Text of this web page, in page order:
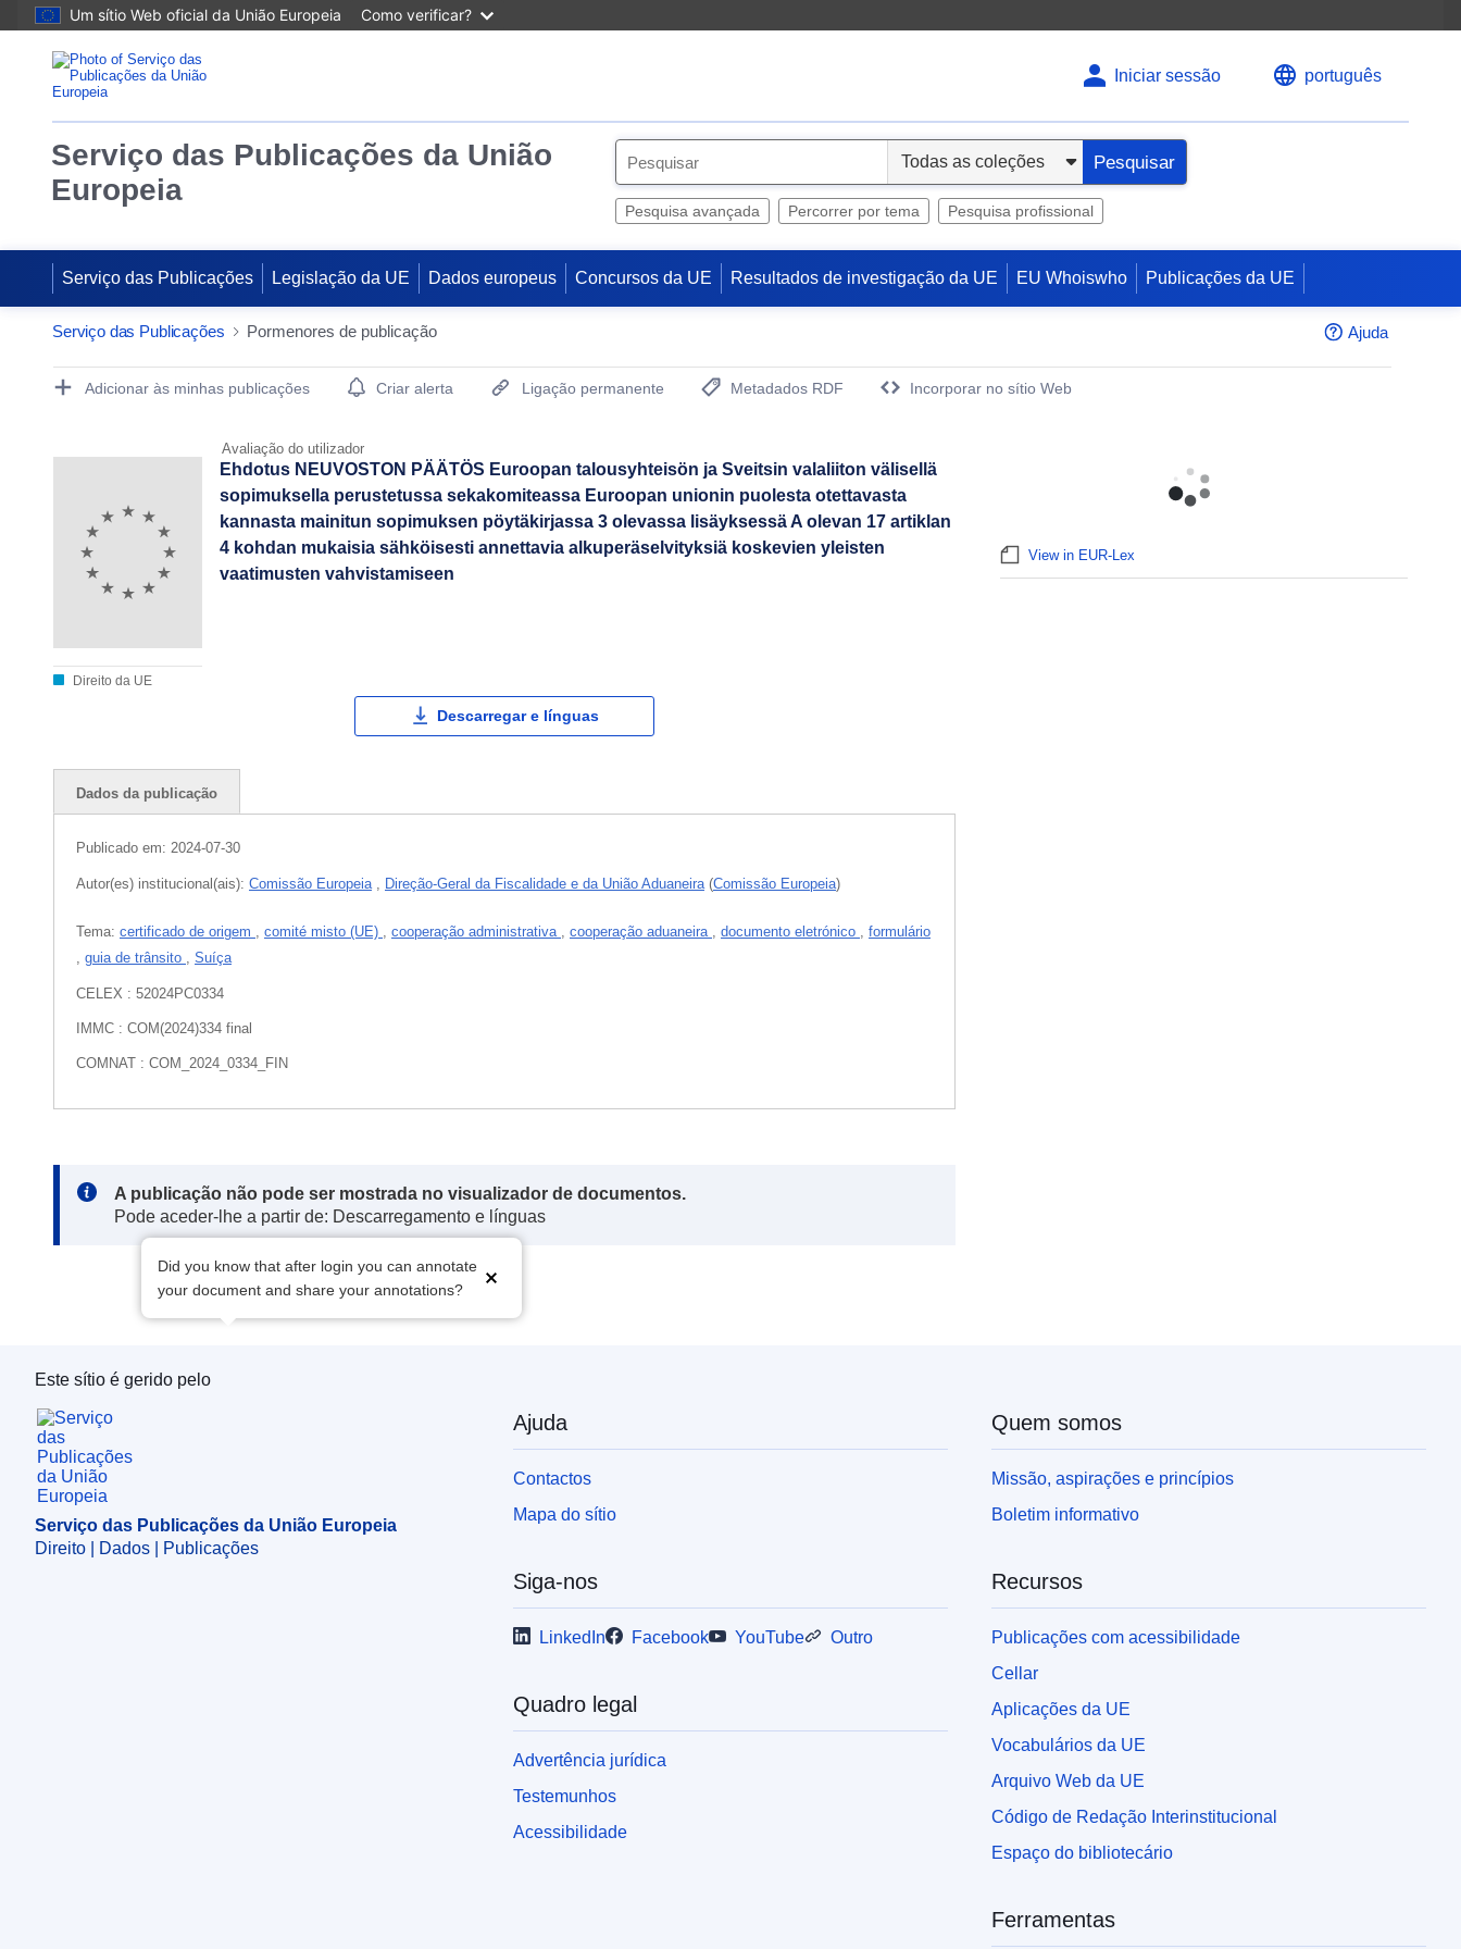
Um sítio Web oficial da União Europeia Como verificar?
Iniciar sessão português
Serviço das Publicações da União
Europeia
e
Pesquisar
Pesquisa avançada Percorrer por tema Pesquisa profissional
Serviço das Publicações Legislação da UE Dados europeus Concursos da UE Resultados de investigação da UE EU Whoiswho Publicações da UE
Serviço das Publicações Pormenores de publicação Ajuda
Publication Detail Actions Portlet
Adicionar às minhas publicações Criar alerta Ligação permanente
Metadados RDF
Incorporar no sítio Web
Avaliação do utilizador
Direito da UE
Ehdotus NEUVOSTON PÄÄTÖS Euroopan talousyhteisön ja Sveitsin valaliiton välisellä
sopimuksella perustetussa sekakomiteassa Euroopan unionin puolesta otettavasta
kannasta mainitun sopimuksen pöytäkirjassa 3 olevassa lisäyksessä A olevan 17 artiklan
4 kohdan mukaisia sähköisesti annettavia alkuperäselvityksiä koskevien yleisten
vaatimusten vahvistamiseen
Descarregar e línguas
Dados da publicação
Publicado em: 2024-07-30
Autor(es) institucional(ais): Comissão Europeia , Direção-Geral da Fiscalidade e da União Aduaneira(Comissão Europeia)
Tema: certificado de origem , comité misto (UE) , cooperação administrativa , cooperação aduaneira , documento eletrónico , formulário
, guia de trânsito , Suíça
CELEX : 52024PC0334
IMMC : COM(2024)334 final
COMNAT : COM_2024_0334_FIN
Note:
A publicação não pode ser mostrada no visualizador de documentos.
Pode aceder-lhe a partir de: Descarregamento e línguas
Did you know that after login you can annotate
your document and share your annotations?
View in EUR-Lex
Serviço das Publicações da União Europeia
Este sítio é gerido pelo
Serviço das Publicações da União Europeia
Direito | Dados | Publicações
Ajuda
Contactos
Mapa do sítio
Siga-nos
LinkedIn Facebook YouTube Outro
Quadro legal
Advertência jurídica
Testemunhos
Acessibilidade
Quem somos
Missão, aspirações e princípios
Boletim informativo
Recursos
Publicações com acessibilidade
Cellar
Aplicações da UE
Vocabulários da UE
Arquivo Web da UE
Código de Redação Interinstitucional
Espaço do bibliotecário
Ferramentas